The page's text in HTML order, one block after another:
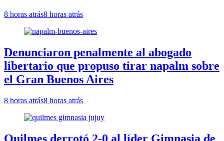
8 horas atrás8 horas atrás
Denunciaron penalmente al abogado
libertario que propuso tirar napalm sobre
el Gran Buenos Aires
8 horas atrás8 horas atrás
Quilmes derrotó 2-0 al líder Gimnasia de